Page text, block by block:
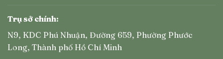
Trụ sở chính:
N9, KDC Phú Nhuận, Đường 659, Phường Phước
Long, Thành phố Hồ Chí Minh